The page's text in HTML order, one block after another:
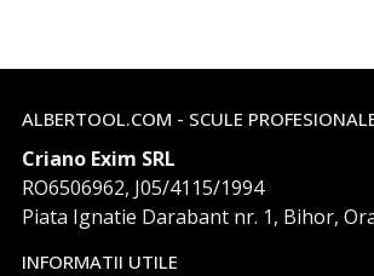
ALBERTOOL.COM - SCULE
Criano Exim SRL
RO6506962, J05/4115/1994
Piata Ignatie Darabant nr. 1, Bihor,
INFORMATII UTILE